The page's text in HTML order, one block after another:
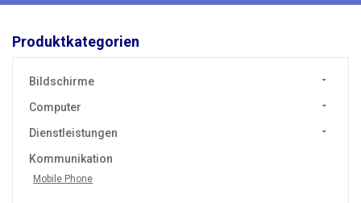
Produktkategorien
Bildschirme
Computer
Dienstleistungen
Kommunikation
Mobile Phone